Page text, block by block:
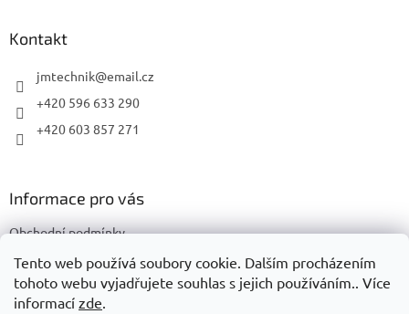
Tento web používá soubory cookie. Dalším procházením
tohoto webu vyjadřujete souhlas s jejich používáním.. Více
informací zde.
Kontakt
jmtechnik@email.cz
+420 596 633 290
+420 603 857 271
Informace pro vás
Obchodní podmínky
Podmínky ochrany osobních údajů